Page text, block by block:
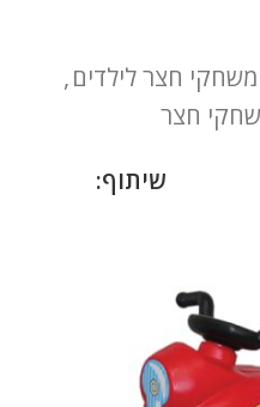
חצר לילדים,
חצר
שיתוף: